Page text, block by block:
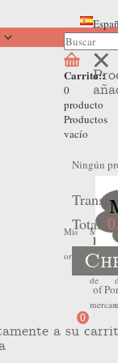
Mis
ordenes
Mis
de
Carrito::
0
0
producto
Productos
vacío
Ningún
Total:
a su
Home
Niña
of